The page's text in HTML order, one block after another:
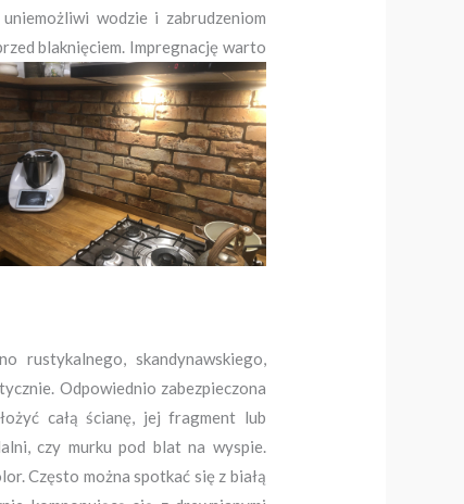
wodzie i zabrudzeniom
blaknięciem. Impregnację warto
rustykalnego, skandynawskiego,
Odpowiednio zabezpieczona
całą ścianę, jej fragment lub
czy murku pod blat na wyspie.
Często można spotkać się z białą